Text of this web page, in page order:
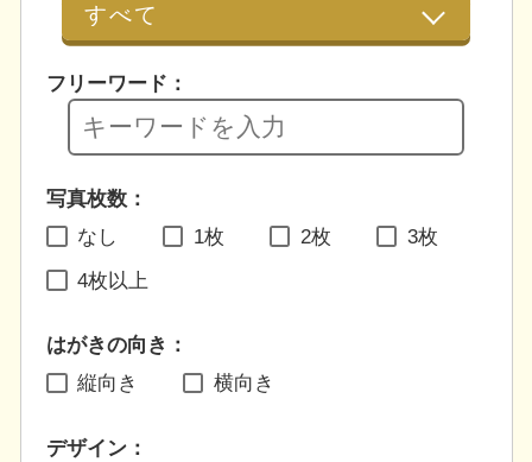
フリーワード：
写真枚数：
なし
1枚 2枚 3枚
4枚以上
はがきの向き：
縦向き
横向き
デザイン：